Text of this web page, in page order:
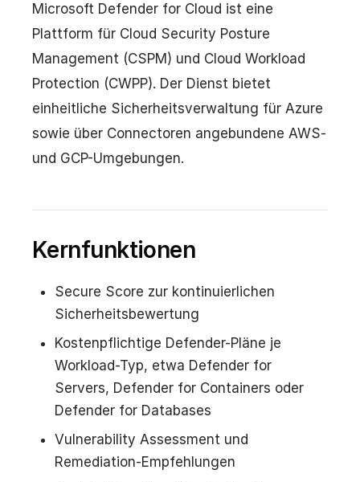
Microsoft Defender for Cloud ist eine
Plattform für Cloud Security Posture
Management (CSPM) und Cloud Workload
Protection (CWPP). Der Dienst bietet
einheitliche Sicherheitsverwaltung für Azure
sowie über Connectoren angebundene AWS-
und GCP-Umgebungen.
Kernfunktionen
Secure Score zur kontinuierlichen
Sicherheitsbewertung
Kostenpflichtige Defender-Pläne je
Workload-Typ, etwa Defender for
Servers, Defender for Containers oder
Defender for Databases
Vulnerability Assessment und
Remediation-Empfehlungen